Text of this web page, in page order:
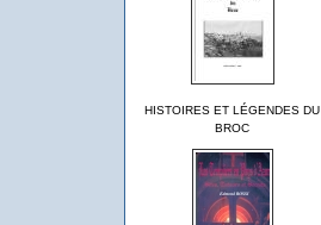
HISTOIRES ET LÉGENDES DU
BROC